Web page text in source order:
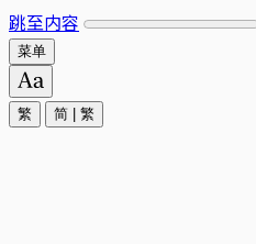
跳至内容
菜单
繁 简 繁